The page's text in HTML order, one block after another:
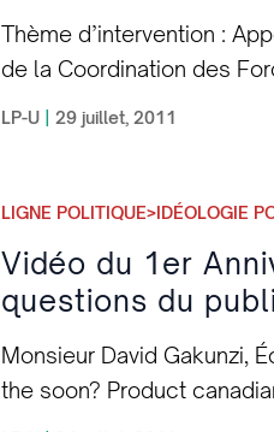
Thème d’intervention :
de la Coordination des
xk73o3_lpc-u-livre-part3-
LP-U 29 juillet, 2011
LIGNE POLITIQUE>IDÉOLOGIE
Vidéo du 1er
questions du
Monsieur David Gakunzi,
the soon? Product
That on it generic online